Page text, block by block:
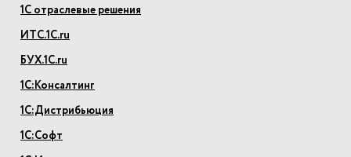
1С отраслевые решения
ИТС.1С.ru
БУХ.1С.ru
1С:Консалтинг
1С:Дистрибьюция
1С:Софт